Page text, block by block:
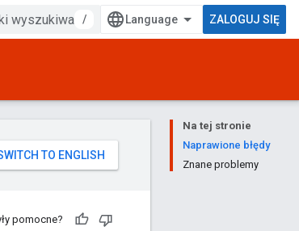
/ ZALOGUJ SIĘ
Na tej stronie
Naprawione błędy
Znane problemy
pomocne?